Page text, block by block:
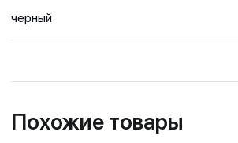
черный
Похожие товары